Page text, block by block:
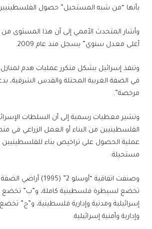
بأنها “من شبه المستحيل” حصول
وأشار المتحدث الأممي إلى أن هذا المستوى من
أعلى معدل سنوي” يسجل منذ عام 2009.
وتنفذ إسرائيل بشكل متكرر عمليات هدم
في الضفة الغربية المحتلة والقدس الشرقية،
مرخصة”.
وتشير معطيات رسمية إلى أن السلطات
الفلسطينيين من البناء أو العمل الزراعي في
عملية الحصول على تراخيص بناء للفلسطينيين
مستحيلة.
تخضع لسيطرة فلسطينية كاملة، و”ب” تخضع
إسرائيلية ومدنية وإدارية فلسطينية، و”ج”
وإدارية وأمنية إسرائيلية.